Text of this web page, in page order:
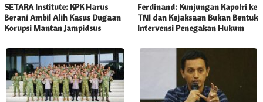
SETARA Institute: KPK Harus
Berani Ambil Alih Kasus Dugaan
Korupsi Mantan Jampidsus
Ferdinand: Kunjungan Kapolri ke
TNI dan Kejaksaan Bukan Bentuk
Intervensi Penegakan Hukum